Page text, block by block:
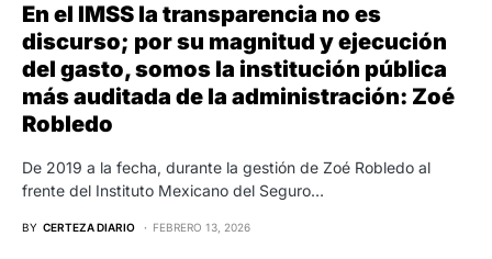
En el IMSS la transparencia no es
discurso; por su magnitud y ejecución
del gasto, somos la institución pública
más auditada de la administración: Zoé
Robledo
De 2019 a la fecha, durante la gestión de Zoé Robledo al
frente del Instituto Mexicano del Seguro…
BY CERTEZA DIARIO FEBRERO 13, 2026